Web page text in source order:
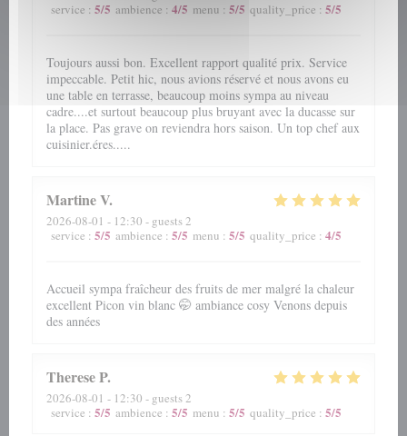
service : 5/5 ambience : 4/5 menu : 5/5 quality_price : 5/5
Toujours aussi bon. Excellent rapport qualité prix. Service
impeccable. Petit hic, nous avions réservé et nous avons eu
une table en terrasse, beaucoup moins sympa au niveau
cadre....et surtout beaucoup plus bruyant avec la ducasse sur
la place. Pas grave on reviendra hors saison. Un top chef aux
cuisinier.éres.....
MartineV
2026-08-01 - 12:30 - guests 2
service : 5/5 ambience : 5/5 menu : 5/5 quality_price : 4/5
Accueil sympa fraîcheur des fruits de mer malgré la chaleur
excellent Picon vin blanc 🤭 ambiance cosy Venons depuis
des années
ThereseP
2026-08-01 - 12:30 - guests 2
service : 5/5 ambience : 5/5 menu : 5/5 quality_price : 5/5